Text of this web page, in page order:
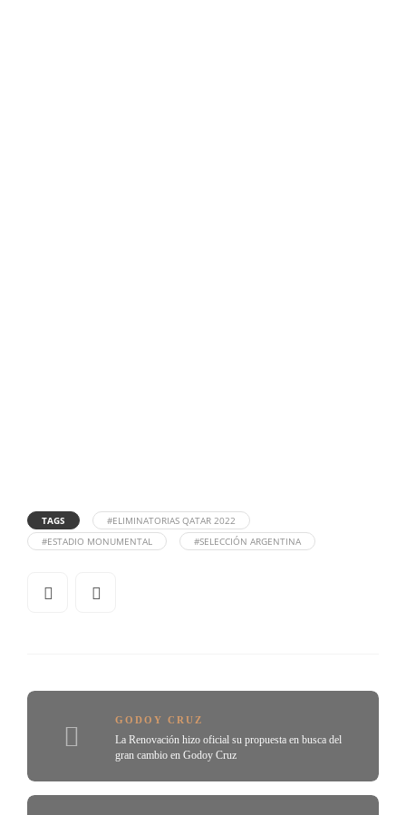
TAGS
#ELIMINATORIAS QATAR 2022
#ESTADIO MONUMENTAL
#SELECCIÓN ARGENTINA
GODOY CRUZ
La Renovación hizo oficial su propuesta en busca del
gran cambio en Godoy Cruz